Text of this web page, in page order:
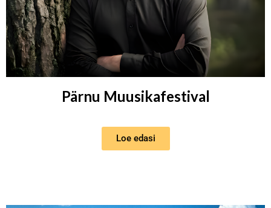
Pärnu Muusikafestival
Loe edasi